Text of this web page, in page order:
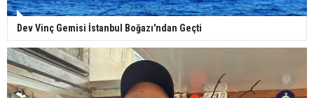
Dev Vinç Gemisi İstanbul Boğazı'ndan Geçti